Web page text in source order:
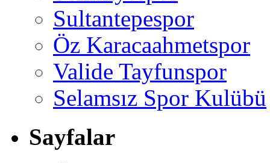
Sultantepespor
Öz Karacaahmetspor
Valide Tayfunspor
Selamsız Spor Kulübü
Sayfalar